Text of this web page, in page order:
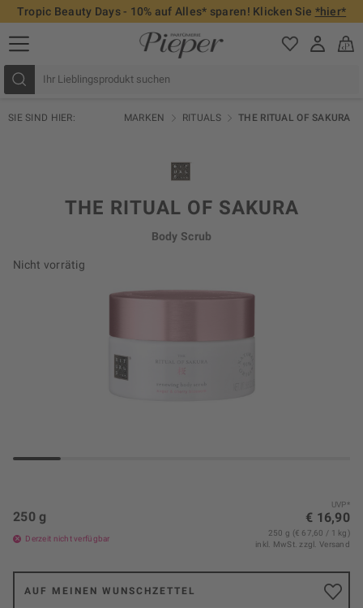
Tropic Beauty Days - 10% auf Alles* sparen! Klicken Sie *hier*
SIE SIND HIER: MARKEN RITUALS THE RITUAL OF SAKURA
Nicht vorrätig
THE RITUAL OF SAKURA
Body Scrub
UVP*
€ 16,90
250 g
Derzeit nicht verfügbar
250 g (€ 67,60 / 1 kg)
inkl. MwSt.zzgl. Versand
AUF MEINEN WUNSCHZETTEL